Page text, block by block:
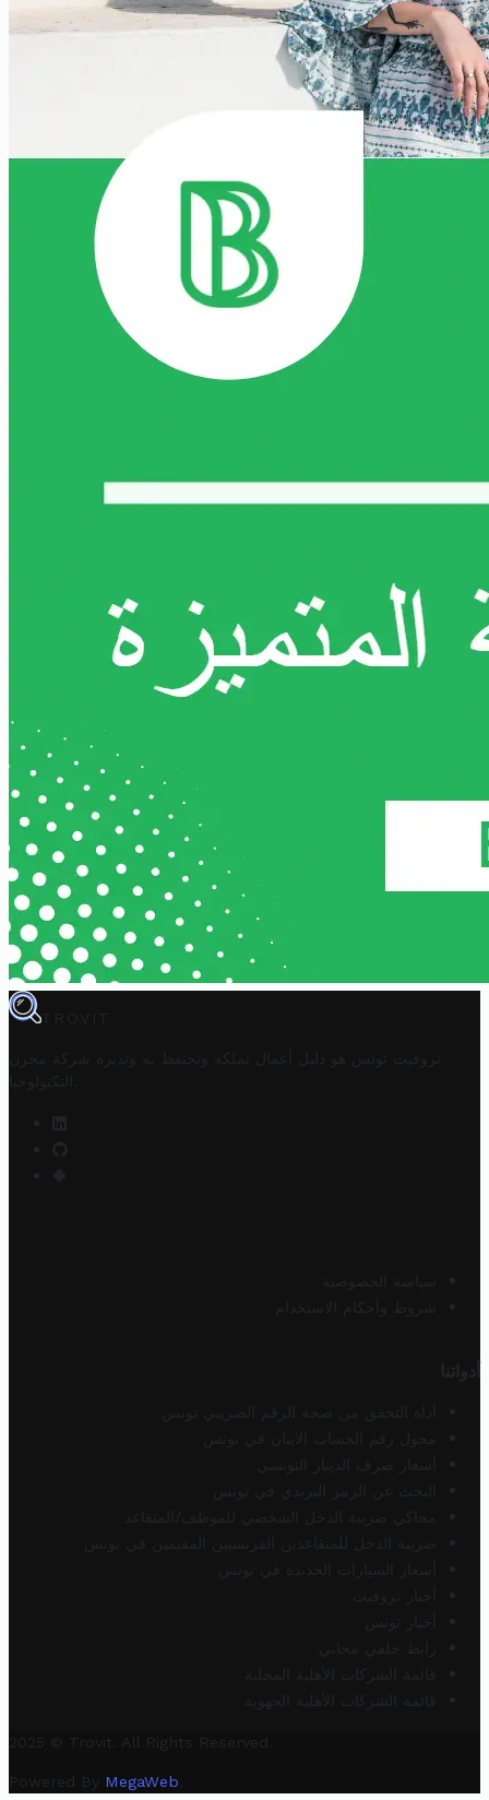
TROVIT
تروفيت تونس هو دليل أعمال تملكه وتحتفظ به وتديره
شركة مخزن
التكنولوجيا
سياسة الخصوصية
شروط وأحكام الاستخدام
أدواتنا
أداة التحقق من صحة الرقم الضريبي تونس
محول رقم الحساب الآيبان في تونس
أسعار صرف الدينار التونسي
البحث عن الرمز البريدي في تونس
محاكي ضريبة الدخل الشخصي للموظف/المتقاعد
ضريبة الدخل للمتقاعدين الفرنسيين المقيمين في تونس
أسعار السيارات الجديدة في تونس
أخبار تروفيت
أخبار تونس
رابط خلفي مجاني
قائمة الشركات الأهلية المحلية
قائمة الشركات الأهلية الجهوية
2025 © Trovit. All Rights Reserved.
Powered By MegaWeb